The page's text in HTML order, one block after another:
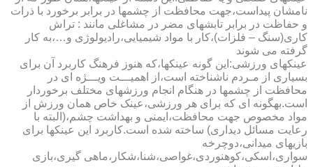
نامشان پیداست،جهت محافظت از چشمها در برابر برخورد با ذرات
و حفاظت در برابر تابشهای مضر در مشاغلی مانند : تراش
کاری(سنگ – فلزات)،کار با مواد شیمیایی،رادیولوژی و…،به کار
گرفته می شوند
عینکهای ورزشی:این گونه عینکها،که هنوز فرهنگ کاربرد آن برای
بسیاری از مـردم ناشناخته است،از اهمیـــت ویـــژه ای در
محافظت از چشمها در هنگام انجام ورزشهای مختلف برخوردار
است.به­گونه ای که برای هر ورزشی،عینک خاص همان ورزش از
مواد مخصوص جهت محافظت،ایمنی و بهداشت چشم،(البته با
رعایت مسائل دیداری) ساخته شده است.کاربرد این عینکها برای
بازیهای میدانی،دوچرخه
سواری،اسکی،کوهنوردی،غواصی،شنا،شکار،ماهی گیری،بازی